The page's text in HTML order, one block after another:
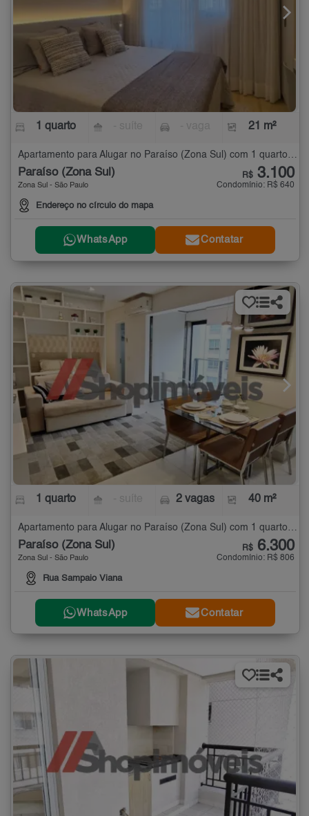
1 quarto 21 m²
Paraíso (Zona Sul)
Zona Sul - São Paulo
Endereço no círculo do mapa
R$ 3.100
Condomínio: R$ 640
WhatsApp Contatar
1 quarto 2 vagas 40 m²
Apartamento para Alugar no Paraíso (Zona Sul) com 1 quarto - 40 m²
Paraíso (Zona Sul)
Zona Sul - São Paulo
Rua Sampaio Viana
R$ 6.300
Condomínio: R$ 806
WhatsApp Contatar